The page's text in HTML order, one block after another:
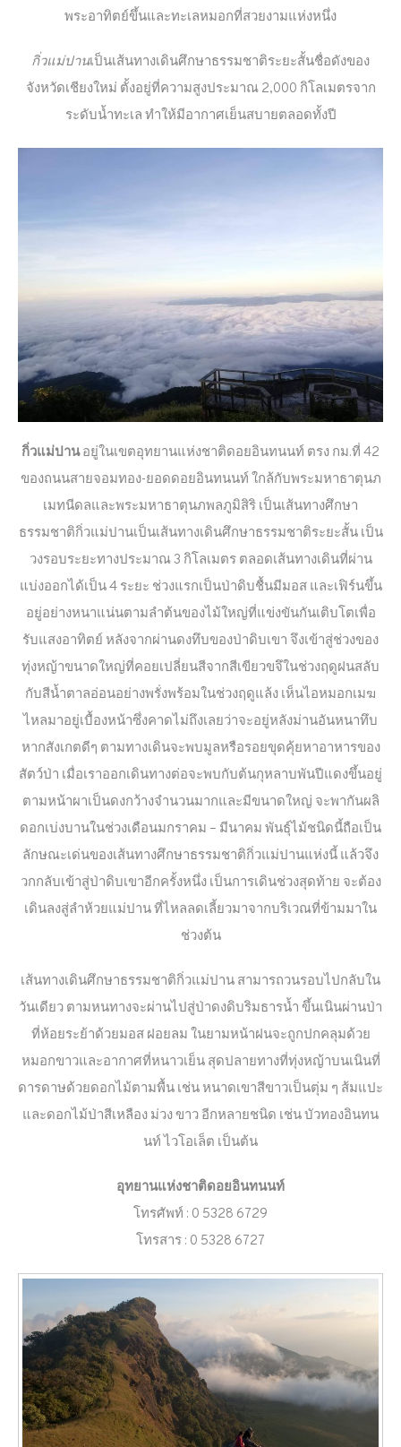
พระอาทิตย์ขึ้นและทะเลหมอกที่สวยงามแห่งหนึ่ง
กิ่วแม่ปานเป็นเส้นทางเดินศึกษาธรรมชาติระยะสั้นชื่อดังของ
จังหวัดเชียงใหม่ ตั้งอยู่ที่ความสูงประมาณ 2,000 กิโลเมตรจาก
ระดับน้ำทะเล ทำให้มีอากาศเย็นสบายตลอดทั้งปี
กิ่วแม่ปานอยู่ในเขตอุทยานแห่งชาติดอยอินทนนท์ ตรง กม.ที่ 42
ของถนนสายจอมทอง-ยอดดอยอินทนนท์ ใกล้กับพระมหาธาตุนภ
เมทนีดลและพระมหาธาตุนภพลภูมิสิริ เป็นเส้นทางศึกษา
ธรรมชาติกิ่วแม่ปานเป็นเส้นทางเดินศึกษาธรรมชาติระยะสั้น เป็น
วงรอบระยะทางประมาณ 3 กิโลเมตร ตลอดเส้นทางเดินที่ผ่าน
แบ่งออกได้เป็น 4 ระยะ ช่วงแรกเป็นป่าดิบชื้นมีมอส และเฟิร์นขึ้น
อยู่อย่างหนาแน่นตามลำต้นของไม้ใหญ่ที่แข่งขันกันเติบโตเพื่อ
รับแสงอาทิตย์ หลังจากผ่านดงทึบของป่าดิบเขา จึงเข้าสู่ช่วงของ
ทุ่งหญ้าขนาดใหญ่ที่คอยเปลี่ยนสีจากสีเขียวขจึในช่วงฤดูฝนสลับ
กับสีน้ำตาลอ่อนอย่างพรั่งพร้อมในช่วงฤดูแล้ง เห็นไอหมอกเมฆ
ไหลมาอยู่เบื้องหน้าซึ่งคาดไม่ถึงเลยว่าจะอยู่หลังม่านอันหนาทึบ
หากสังเกตดีๆ ตามทางเดินจะพบมูลหรือรอยขุดคุ้ยหาอาหารของ
สัตว์ป่า เมื่อเราออกเดินทางต่อจะพบกับต้นกุหลาบพันปีแดงขึ้นอยู่
ตามหน้าผาเป็นดงกว้างจำนวนมากและมีขนาดใหญ่ จะพากันผลิ
ดอกเบ่งบานในช่วงเดือนมกราคม – มีนาคม พันธุ์ไม้ชนิดนี้ถือเป็น
ลักษณะเด่นของเส้นทางศึกษาธรรมชาติกิ่วแม่ปานแห่งนี้ แล้วจึง
วกกลับเข้าสู่ป่าดิบเขาอีกครั้งหนึ่ง เป็นการเดินช่วงสุดท้าย จะต้อง
เดินลงสู่ลำห้วยแม่ปาน ที่ไหลลดเลี้ยวมาจากบริเวณที่ข้ามมาใน
ช่วงต้น
เส้นทางเดินศึกษาธรรมชาติกิ่วแม่ปาน สามารถวนรอบไปกลับใน
วันเดียว ตามหนทางจะผ่านไปสู่ป่าดงดิบริมธารน้ำ ขึ้นเนินผ่านป่า
ที่ห้อยระย้าด้วยมอส ฝอยลม ในยามหน้าฝนจะถูกปกคลุมด้วย
หมอกขาวและอากาศที่หนาวเย็น สุดปลายทางที่ทุ่งหญ้าบนเนินที่
ดารดาษด้วยดอกไม้ตามพื้น เช่น หนาดเขาสีขาวเป็นตุ่ม ๆ ส้มแปะ
และดอกไม้ป่าสีเหลือง ม่วง ขาว อีกหลายชนิด เช่น บัวทองอินทน
นท์ ไวโอเล็ต เป็นต้น
อุทยานแห่งชาติดอยอินทนนท์
โทรศัพท์ : 0 5328 6729
โทรสาร : 0 5328 6727